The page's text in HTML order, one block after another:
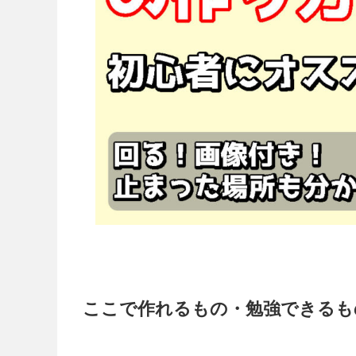
ここで作れるもの・勉強できる